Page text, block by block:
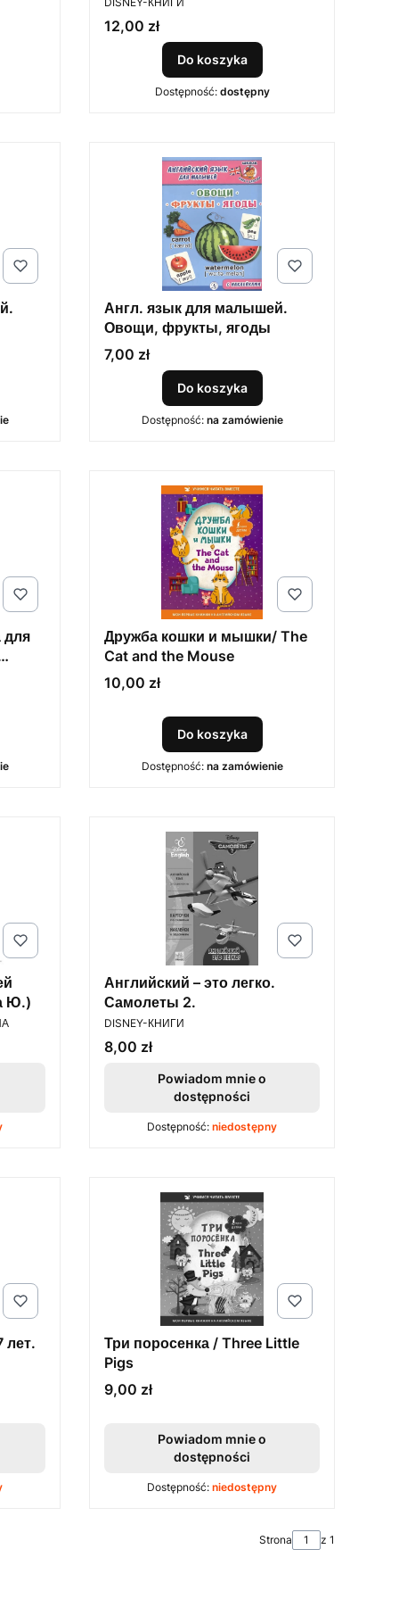
Cena
12,00 zł
Do koszyka
Dostępność: dostępny
Англ. язык для малышей.
Овощи, фрукты, ягоды
Cena
7,00 zł
Do koszyka
Dostępność: na zamówienie
для
Дружба кошки и мышки/ The
Cat and the Mouse
Cena
10,00 zł
Do koszyka
Dostępność: na zamówienie
Ю.)
Английский – это легко.
Самолеты 2.
PRODUCENT
DISNEY-КНИГИ
Cena
8,00 zł
Powiadom mnie o
dostępności
Dostępność: niedostępny
лет.
Три поросенка / Three Little
Pigs
Cena
9,00 zł
Powiadom mnie o
dostępności
Dostępność: niedostępny
Strona z 1